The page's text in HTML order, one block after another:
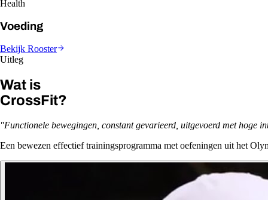
Health
Voeding
Bekijk Rooster
Uitleg
Wat is
CrossFit?
"Functionele bewegingen, constant gevarieerd, uitgevoerd met hoge
Een bewezen effectief trainingsprogramma met oefeningen uit het